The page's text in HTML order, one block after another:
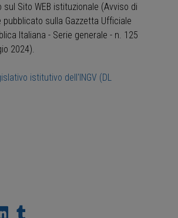
sul Sito WEB istituzionale (Avviso di
pubblicato sulla Gazzetta Ufficiale
Italiana - Serie generale - n. 125
2024).
istitutivo dell'INGV (DL